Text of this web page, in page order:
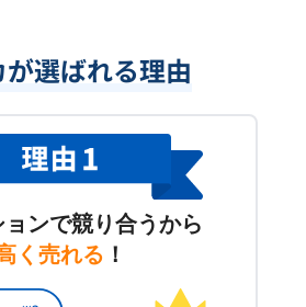
が選ばれる理由
ンで競り合うから
く売れる ！